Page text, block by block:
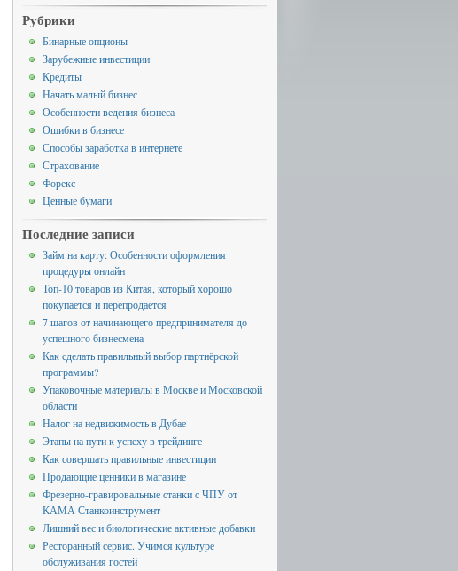
Рубрики
Бинарные опционы
Зарубежные инвестиции
Кредиты
Начать малый бизнес
Особенности ведения бизнеса
Ошибки в бизнесе
Способы заработка в интернете
Страхование
Форекс
Ценные бумаги
Последние записи
Займ на карту: Особенности оформления
процедуры онлайн
Топ-10 товаров из Китая, который хорошо
покупается и перепродается
7 шагов от начинающего предпринимателя до
успешного бизнесмена
Как сделать правильный выбор партнёрской
программы?
Упаковочные материалы в Москве и Московской
области
Налог на недвижимость в Дубае
Этапы на пути к успеху в трейдинге
Как совершать правильные инвестиции
Продающие ценники в магазине
Фрезерно-гравировальные станки с ЧПУ от
КАМА Станкоинструмент
Лишний вес и биологические активные добавки
Ресторанный сервис. Учимся культуре
обслуживания гостей